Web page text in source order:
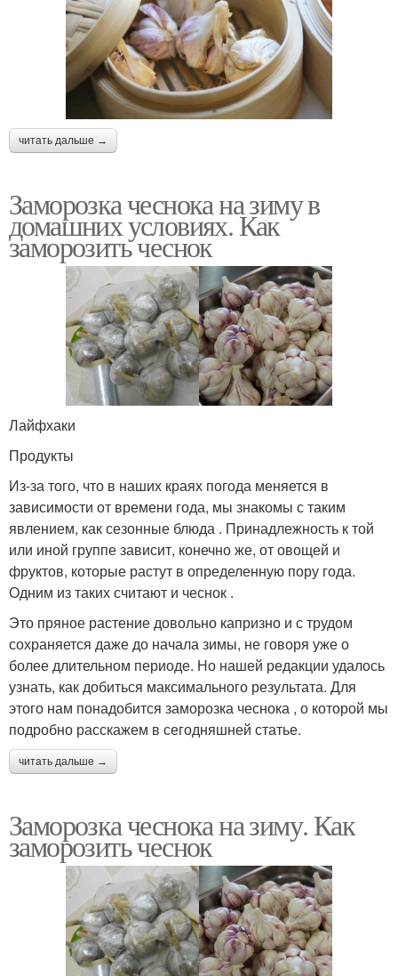
читать дальше →
Заморозка чеснока на зиму в
домашних условиях. Как
заморозить чеснок
Лайфхаки
Продукты
Из-за того, что в наших краях погода меняется в
зависимости от времени года, мы знакомы с таким
явлением, как сезонные блюда . Принадлежность к той
или иной группе зависит, конечно же, от овощей и
фруктов, которые растут в определенную пору года.
Одним из таких считают и чеснок .
Это пряное растение довольно капризно и с трудом
сохраняется даже до начала зимы, не говоря уже о
более длительном периоде. Но нашей редакции удалось
узнать, как добиться максимального результата. Для
этого нам понадобится заморозка чеснока , о которой мы
подробно расскажем в сегодняшней статье.
читать дальше →
Заморозка чеснока на зиму. Как
заморозить чеснок